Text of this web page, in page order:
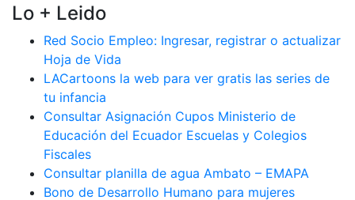
Lo + Leido
Red Socio Empleo: Ingresar, registrar o actualizar
Hoja de Vida
LACartoons la web para ver gratis las series de
tu infancia
Consultar Asignación Cupos Ministerio de
Educación del Ecuador Escuelas y Colegios
Fiscales
Consultar planilla de agua Ambato – EMAPA
Bono de Desarrollo Humano para mujeres